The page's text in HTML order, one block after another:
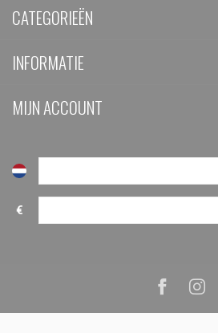
CATEGORIEËN
INFORMATIE
MIJN ACCOUNT
€